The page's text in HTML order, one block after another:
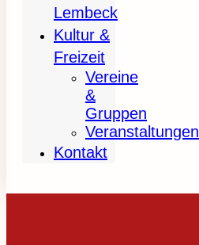
Lembeck
Kultur &
Freizeit
Vereine
&
Gruppen
Veranstaltungen
Kontakt